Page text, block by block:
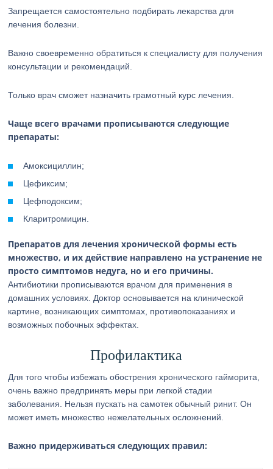
Запрещается самостоятельно подбирать лекарства для
лечения болезни.
Важно своевременно обратиться к специалисту для получения
консультации и рекомендаций.
Только врач сможет назначить грамотный курс лечения.
Чаще всего врачами прописываются следующие
препараты:
Амоксициллин;
Цефиксим;
Цефподоксим;
Кларитромицин.
Препаратов для лечения хронической формы есть
множество, и их действие направлено на устранение не
просто симптомов недуга, но и его причины.
Антибиотики прописываются врачом для применения в
домашних условиях. Доктор основывается на клинической
картине, возникающих симптомах, противопоказаниях и
возможных побочных эффектах.
Профилактика
Для того чтобы избежать обострения хронического гайморита,
очень важно предпринять меры при легкой стадии
заболевания. Нельзя пускать на самотек обычный ринит. Он
может иметь множество нежелательных осложнений.
Важно придерживаться следующих правил: